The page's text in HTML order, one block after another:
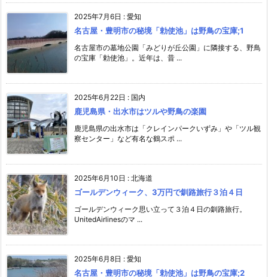
2025年7月6日 : 愛知
名古屋・豊明市の秘境「勅使池」は野鳥の宝庫;1
名古屋市の墓地公園「みどりが丘公園」に隣接する、野鳥
の宝庫「勅使池」。近年は、昔 ...
2025年6月22日 : 国内
鹿児島県・出水市はツルや野鳥の楽園
鹿児島県の出水市は「クレインパークいずみ」や「ツル観
察センター」など有名な鶴スポ ...
2025年6月10日 : 北海道
ゴールデンウィーク、3万円で釧路旅行３泊４日
ゴールデンウィーク思い立って３泊４日の釧路旅行。
UnitedAirlinesのマ ...
2025年6月8日 : 愛知
名古屋・豊明市の秘境「勅使池」は野鳥の宝庫;2